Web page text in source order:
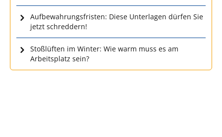
Aufbewahrungsfristen: Diese Unterlagen dürfen Sie
jetzt schreddern!
Stoßlüften im Winter: Wie warm muss es am
Arbeitsplatz sein?